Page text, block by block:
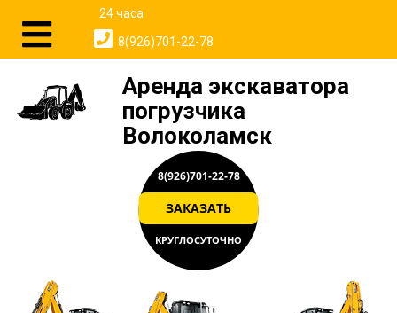
Аренда экскаватора
погрузчика
Волоколамск
8(926)701-22-78
ЗАКАЗАТЬ
КРУГЛОСУТОЧНО
24 часа
8(926)701-22-78